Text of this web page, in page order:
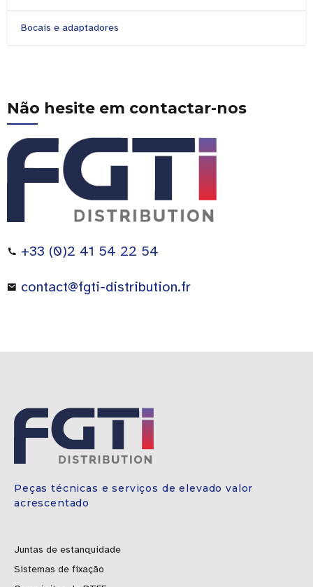
Bocais e adaptadores
Não hesite em contactar-nos
+33 (0)2 41 54 22 54
contact@fgti-distribution.fr
Peças técnicas e serviços de elevado valor
acrescentado
Juntas de estanquidade
Sistemas de fixação